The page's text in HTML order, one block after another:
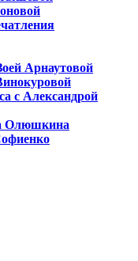
Арнаутовой
с Александрой
Олюшкина